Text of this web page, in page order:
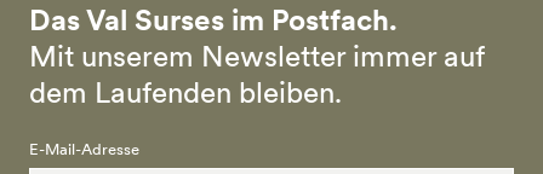
Das Val Surses im Postfach.
Mit unserem Newsletter immer auf
dem Laufenden bleiben.
E-Mail-Adresse